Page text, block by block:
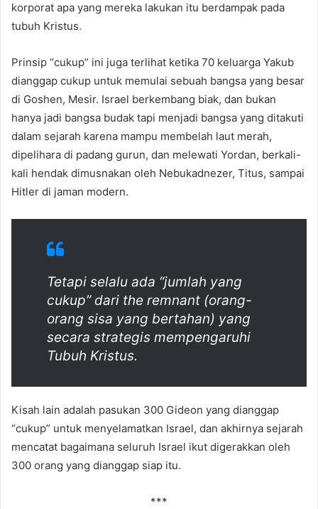
korporat apa yang mereka lakukan itu berdampak pada
tubuh Kristus.
Prinsip “cukup” ini juga terlihat ketika 70 keluarga Yakub
dianggap cukup untuk memulai sebuah bangsa yang besar
di Goshen, Mesir. Israel berkembang biak, dan bukan
hanya jadi bangsa budak tapi menjadi bangsa yang ditakuti
dalam sejarah karena mampu membelah laut merah,
dipelihara di padang gurun, dan melewati Yordan, berkali-
kali hendak dimusnakan oleh Nebukadnezer, Titus, sampai
Hitler di jaman modern.
Tetapi selalu ada “jumlah yang
cukup” dari the remnant (orang-
orang sisa yang bertahan) yang
secara strategis mempengaruhi
Tubuh Kristus.
Kisah lain adalah pasukan 300 Gideon yang dianggap
“cukup” untuk menyelamatkan Israel, dan akhirnya sejarah
mencatat bagaimana seluruh Israel ikut digerakkan oleh
300 orang yang dianggap siap itu.
***